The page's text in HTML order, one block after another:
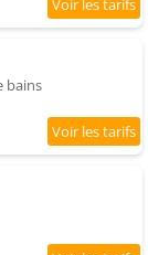
bains